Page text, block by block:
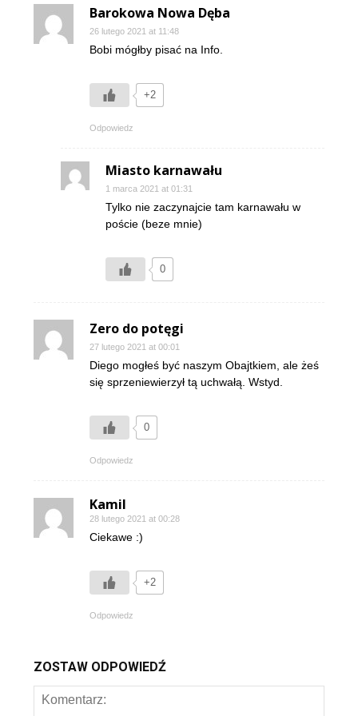
Barokowa Nowa Dęba
26 lutego 2021 at 11:48
Bobi mógłby pisać na Info.
+2
Odpowiedz
Miasto karnawału
1 marca 2021 at 01:31
Tylko nie zaczynajcie tam karnawału w
poście (beze mnie)
0
Zero do potęgi
27 lutego 2021 at 00:01
Diego mogłeś być naszym Obajtkiem, ale żeś
się sprzeniewierzył tą uchwałą. Wstyd.
0
Odpowiedz
Kamil
28 lutego 2021 at 00:28
Ciekawe :)
+2
Odpowiedz
ZOSTAW ODPOWIEDŹ